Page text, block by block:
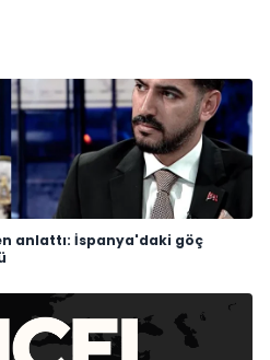
anlattı: İspanya'daki göç